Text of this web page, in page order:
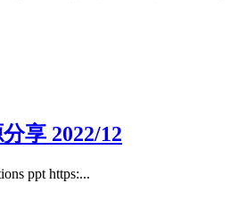
享 2022/12
ppt https:...